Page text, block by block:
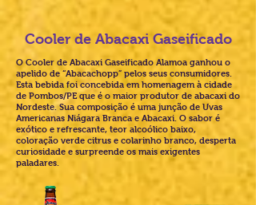
Cooler de Abacaxi Gaseificado
O Cooler de Abacaxi Gaseificado Alamoa ganhou o
apelido de “Abacachopp” pelos seus consumidores.
Esta bebida foi concebida em homenagem à cidade
de Pombos/PE que é o maior produtor de abacaxi do
Nordeste. Sua composição é uma junção de Uvas
Americanas Niágara Branca e Abacaxi. O sabor é
exótico e refrescante, teor alcoólico baixo,
coloração verde citrus e colarinho branco, desperta
curiosidade e surpreende os mais exigentes
paladares.